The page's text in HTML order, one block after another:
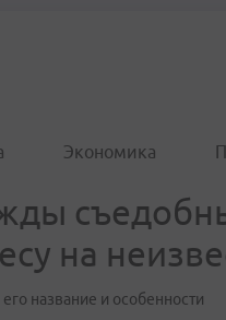
Экономика
на
название и особенности